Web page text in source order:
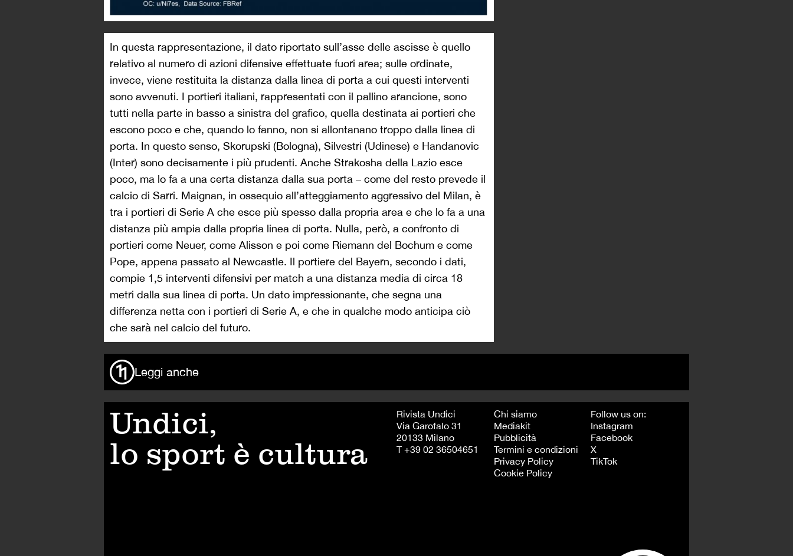
In questa rappresentazione, il dato riportato sull’asse delle ascisse è quello
relativo al numero di azioni difensive effettuate fuori area; sulle ordinate,
invece, viene restituita la distanza dalla linea di porta a cui questi interventi
sono avvenuti. I portieri italiani, rappresentati con il pallino arancione, sono
tutti nella parte in basso a sinistra del grafico, quella destinata ai portieri che
escono poco e che, quando lo fanno, non si allontanano troppo dalla linea di
porta. In questo senso, Skorupski (Bologna), Silvestri (Udinese) e Handanovic
(Inter) sono decisamente i più prudenti. Anche Strakosha della Lazio esce
poco, ma lo fa a una certa distanza dalla sua porta – come del resto prevede il
calcio di Sarri. Maignan, in ossequio all’atteggiamento aggressivo del Milan, è
tra i portieri di Serie A che esce più spesso dalla propria area e che lo fa a una
distanza più ampia dalla propria linea di porta. Nulla, però, a confronto di
portieri come Neuer, come Alisson e poi come Riemann del Bochum e come
Pope, appena passato al Newcastle. Il portiere del Bayern, secondo i dati,
compie 1,5 interventi difensivi per match a una distanza media di circa 18
metri dalla sua linea di porta. Un dato impressionante, che segna una
differenza netta con i portieri di Serie A, e che in qualche modo anticipa ciò
che sarà nel calcio del futuro.
Leggi anche
Undici,
lo sport è cultura
Rivista Undici
Via Garofalo 31
20133 Milano
T +39 02 36504651
Chi siamo
Mediakit
Pubblicità
Termini e condizioni
Privacy Policy
Cookie Policy
Follow us on:
Instagram
Facebook
X
TikTok